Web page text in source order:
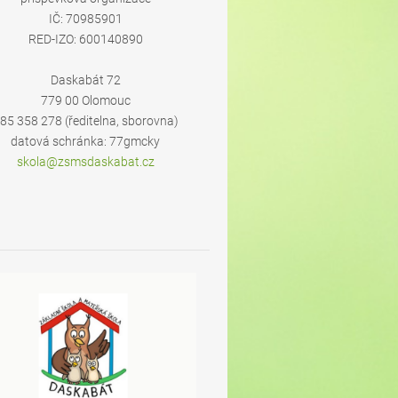
IČ: 70985901
RED-IZO: 600140890
Daskabát 72
779 00 Olomouc
358 278 (ředitelna, sborovna)
datová schránka: 77gmcky
skola@zsmsdaskabat.cz